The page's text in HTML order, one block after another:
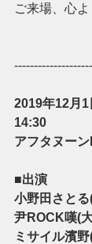
ご来場、心
2019年12月
14:30
アフタヌーン
■出演
小野田さと
尹ROCK嘆(
ミサイル濱